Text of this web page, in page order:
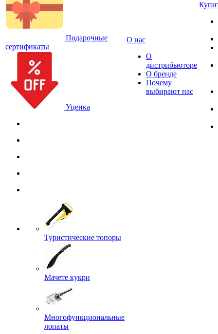
Подарочные
сертификаты
Уценка
Туристические топоры
Мачете кукри
Многофункциональные
лопаты
О нас
О
дистрибьюторе
О бренде
Почему
выбирают нас